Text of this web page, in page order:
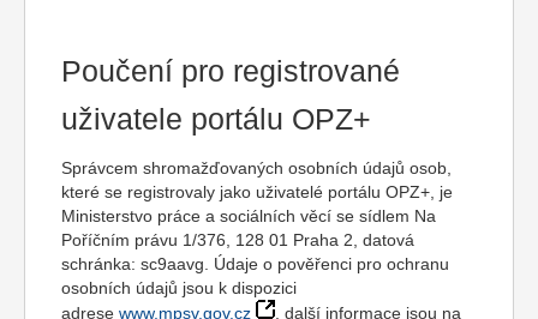
Poučení pro registrované
uživatele portálu OPZ+
Správcem shromažďovaných osobních údajů osob,
které se registrovaly jako uživatelé portálu OPZ+, je
Ministerstvo práce a sociálních věcí se sídlem Na
Poříčním právu 1/376, 128 01 Praha 2, datová
schránka: sc9aavg. Údaje o pověřenci pro ochranu
osobních údajů jsou k dispozici
adrese www.mpsv.gov.cz
, další informace jsou na